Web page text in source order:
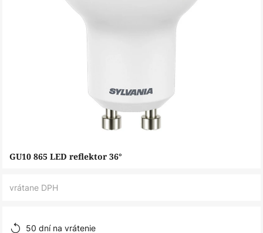
Preskočiť
GU10 865 LED reflektor 36°
vrátane DPH
50 dní na vrátenie